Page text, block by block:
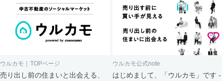
ウルカモ｜TOPページ
売り出し前の住まいと出会える、
ウルカモ公式note
はじめまして、「ウルカモ」です -